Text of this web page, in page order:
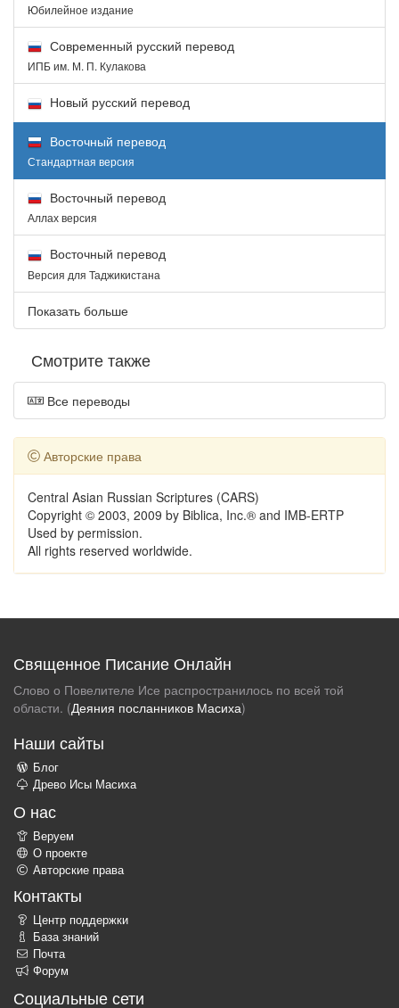
Юбилейное издание
Современный русский перевод
ИПБ им. М. П. Кулакова
Новый русский перевод
Восточный перевод
Стандартная версия
Восточный перевод
Аллах версия
Восточный перевод
Версия для Таджикистана
Показать больше
Смотрите также
Все переводы
Авторские права
Central Asian Russian Scriptures (CARS)
Copyright © 2003, 2009 by Biblica, Inc.® and IMB-ERTP
Used by permission.
All rights reserved worldwide.
Священное Писание Онлайн
Слово о Повелителе Исе распространилось по всей той
области. (Деяния посланников Масиха)
Наши сайты
Блог
Древо Исы Масиха
О нас
Веруем
О проекте
Авторские права
Контакты
Центр поддержки
База знаний
Почта
Форум
Социальные сети